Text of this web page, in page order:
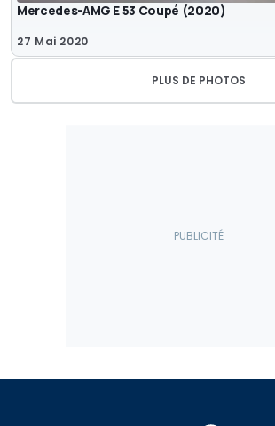
Mercedes-AMG E 53 Coupé (2020)
27 Mai 2020
PLUS DE PHOTOS